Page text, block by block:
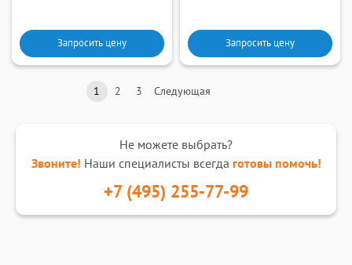
Запросить цену Запросить цену
1 2 3 Следующая
Не можете выбрать?
Звоните! Наши специалисты всегда готовы помочь!
+7 (495) 255-77-99